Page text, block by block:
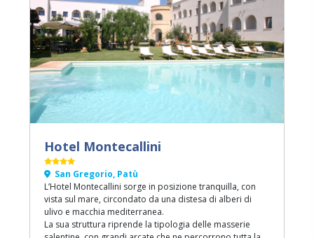
Hotel Montecallini
San Gregorio, Patù
L’Hotel Montecallini sorge in posizione tranquilla, con
vista sul mare, circondato da una distesa di alberi di
ulivo e macchia mediterranea.
La sua struttura riprende la tipologia delle masserie